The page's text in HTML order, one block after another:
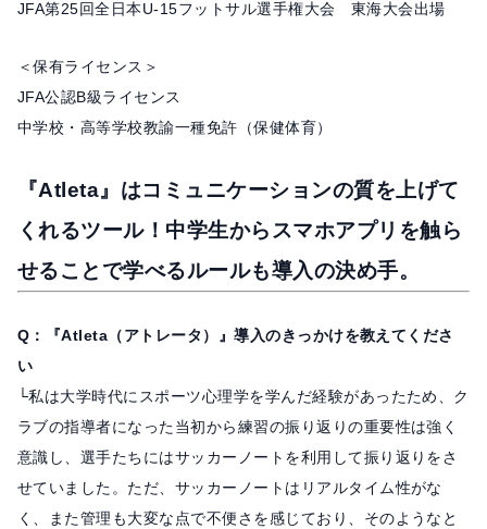
JFA第25回全日本U-15フットサル選手権大会 東海大会出場
＜保有ライセンス＞
JFA公認B級ライセンス
中学校・高等学校教諭一種免許（保健体育）
『Atleta』はコミュニケーションの質を上げて
くれるツール！中学生からスマホアプリを触ら
せることで学べるルールも導入の決め手。
Q：『Atleta（アトレータ）』導入のきっかけを教えてくださ
い
└私は大学時代にスポーツ心理学を学んだ経験があったため、ク
ラブの指導者になった当初から練習の振り返りの重要性は強く
意識し、選手たちにはサッカーノートを利用して振り返りをさ
せていました。ただ、サッカーノートはリアルタイム性がな
く、また管理も大変な点で不便さを感じており、そのようなと